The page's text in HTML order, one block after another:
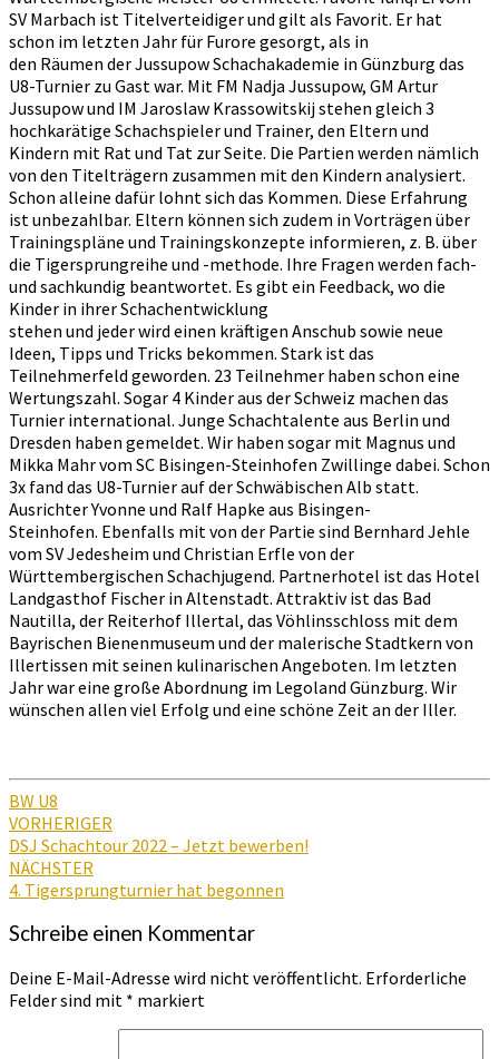
SV Marbach ist Titelverteidiger und gilt als Favorit. Er hat
schon im letzten Jahr für Furore gesorgt, als in
den Räumen der Jussupow Schachakademie in Günzburg das
U8-Turnier zu Gast war. Mit FM Nadja Jussupow, GM Artur
Jussupow und IM Jaroslaw Krassowitskij stehen gleich 3
hochkarätige Schachspieler und Trainer, den Eltern und
Kindern mit Rat und Tat zur Seite. Die Partien werden nämlich
von den Titelträgern zusammen mit den Kindern analysiert.
Schon alleine dafür lohnt sich das Kommen. Diese Erfahrung
ist unbezahlbar. Eltern können sich zudem in Vorträgen über
Trainingspläne und Trainingskonzepte informieren, z. B. über
die Tigersprungreihe und -methode. Ihre Fragen werden fach-
und sachkundig beantwortet. Es gibt ein Feedback, wo die
Kinder in ihrer Schachentwicklung
stehen und jeder wird einen kräftigen Anschub sowie neue
Ideen, Tipps und Tricks bekommen. Stark ist das
Teilnehmerfeld geworden. 23 Teilnehmer haben schon eine
Wertungszahl. Sogar 4 Kinder aus der Schweiz machen das
Turnier international. Junge Schachtalente aus Berlin und
Dresden haben gemeldet. Wir haben sogar mit Magnus und
Mikka Mahr vom SC Bisingen-Steinhofen Zwillinge dabei. Schon
3x fand das U8-Turnier auf der Schwäbischen Alb statt.
Ausrichter Yvonne und Ralf Hapke aus Bisingen-
Steinhofen. Ebenfalls mit von der Partie sind Bernhard Jehle
vom SV Jedesheim und Christian Erfle von der
Württembergischen Schachjugend. Partnerhotel ist das Hotel
Landgasthof Fischer in Altenstadt. Attraktiv ist das Bad
Nautilla, der Reiterhof Illertal, das Vöhlinsschloss mit dem
Bayrischen Bienenmuseum und der malerische Stadtkern von
Illertissen mit seinen kulinarischen Angeboten. Im letzten
Jahr war eine große Abordnung im Legoland Günzburg. Wir
wünschen allen viel Erfolg und eine schöne Zeit an der Iller.
BW U8
Beitragsnavigation
VORHERIGER
DSJ Schachtour 2022 – Jetzt bewerben!
NÄCHSTER
4. Tigersprungturnier hat begonnen
Schreibe einen Kommentar
Deine E-Mail-Adresse wird nicht veröffentlicht. Erforderliche
Felder sind mit * markiert